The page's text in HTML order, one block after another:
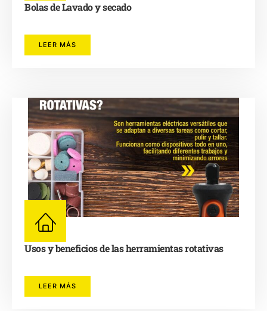
Bolas de Lavado y secado
LEER MÁS
Usos y beneficios de las herramientas rotativas
LEER MÁS